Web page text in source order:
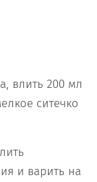
влить 200 мл
ситечко
и варить на